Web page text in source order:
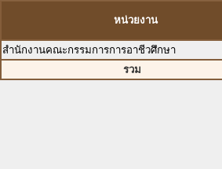
หน่วยงาน
สำนักงานคณะกรรมการการอาชีวศึกษา
รวม